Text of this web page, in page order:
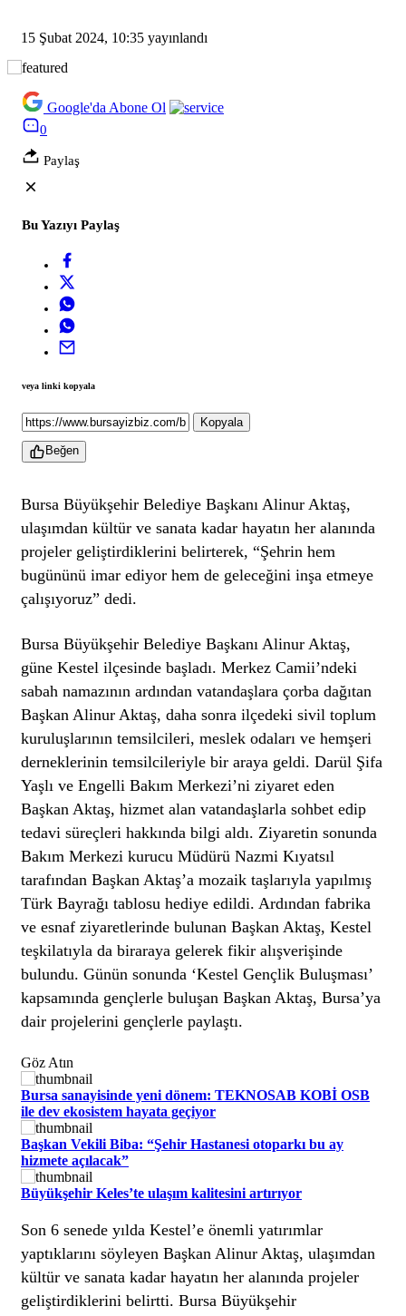
15 Şubat 2024, 10:35 yayınlandı
Google'da Abone Ol
0
Paylaş
Bu Yazıyı Paylaş
veya linki kopyala
Kopyala
Beğen
Bursa Büyükşehir Belediye Başkanı Alinur Aktaş,
ulaşımdan kültür ve sanata kadar hayatın her alanında
projeler geliştirdiklerini belirterek, “Şehrin hem
bugününü imar ediyor hem de geleceğini inşa etmeye
çalışıyoruz” dedi.
Bursa Büyükşehir Belediye Başkanı Alinur Aktaş,
güne Kestel ilçesinde başladı. Merkez Camii’ndeki
sabah namazının ardından vatandaşlara çorba dağıtan
Başkan Alinur Aktaş, daha sonra ilçedeki sivil toplum
kuruluşlarının temsilcileri, meslek odaları ve hemşeri
derneklerinin temsilcileriyle bir araya geldi. Darül Şifa
Yaşlı ve Engelli Bakım Merkezi’ni ziyaret eden
Başkan Aktaş, hizmet alan vatandaşlarla sohbet edip
tedavi süreçleri hakkında bilgi aldı. Ziyaretin sonunda
Bakım Merkezi kurucu Müdürü Nazmi Kıyatsıl
tarafından Başkan Aktaş’a mozaik taşlarıyla yapılmış
Türk Bayrağı tablosu hediye edildi. Ardından fabrika
ve esnaf ziyaretlerinde bulunan Başkan Aktaş, Kestel
teşkilatıyla da biraraya gelerek fikir alışverişinde
bulundu. Günün sonunda ‘Kestel Gençlik Buluşması’
kapsamında gençlerle buluşan Başkan Aktaş, Bursa’ya
dair projelerini gençlerle paylaştı.
Göz Atın
Bursa sanayisinde yeni dönem: TEKNOSAB KOBİ OSB
ile dev ekosistem hayata geçiyor
Başkan Vekili Biba: “Şehir Hastanesi otoparkı bu ay
hizmete açılacak”
Büyükşehir Keles’te ulaşım kalitesini artırıyor
Son 6 senede yılda Kestel’e önemli yatırımlar
yaptıklarını söyleyen Başkan Alinur Aktaş, ulaşımdan
kültür ve sanata kadar hayatın her alanında projeler
geliştirdiklerini belirtti. Bursa Büyükşehir